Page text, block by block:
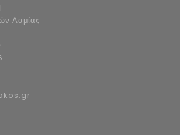
Λαμίας